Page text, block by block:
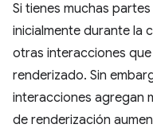
Si tienes muchas
inicialmente durante la
otras interacciones
renderizado. Sin
interacciones agregan
de renderización